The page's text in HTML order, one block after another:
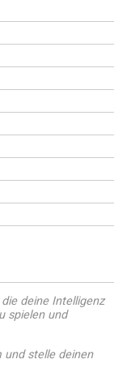
deine Intelligenz
spielen und
und stelle deinen